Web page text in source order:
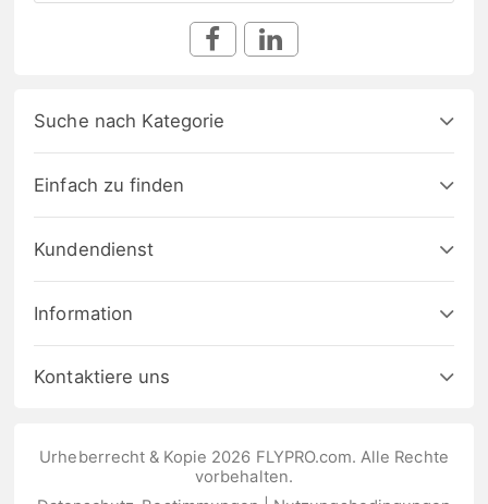
Suche nach Kategorie
Einfach zu finden
Kundendienst
Information
Kontaktiere uns
Urheberrecht & Kopie 2026 FLYPRO.com. Alle Rechte
vorbehalten.